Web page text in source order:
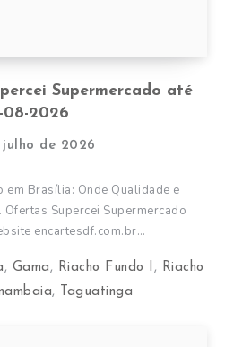
Supermercado até
08-2026
de 2026
em Brasília: Onde Qualidade e
Ofertas Supercei Supermercado
encartesdf.com.br…
, Gama, Riacho Fundo I , Riacho
, Taguatinga